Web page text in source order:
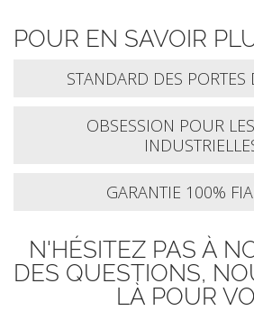
POUR EN SAVOIR
STANDARD DES PORTES
OBSESSION POUR
GARANTIE 100%
N'HÉSITEZ PAS À
DES QUESTIONS,
LÀ POUR